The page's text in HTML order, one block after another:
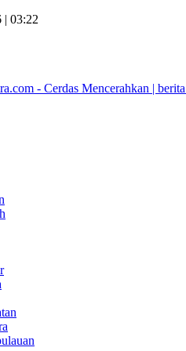
| 03:22
- Cerdas Mencerahkan |